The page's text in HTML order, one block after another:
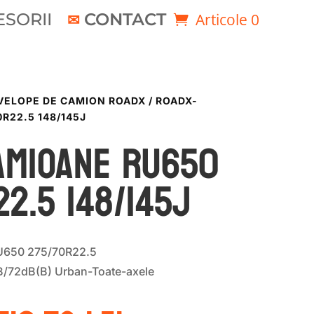
CONTACT Articole 0
DE CAMION ROADX / ROADX-
148/145J
RU650
148/145J
275/70R22.5
72dB(B) Urban-Toate-axele